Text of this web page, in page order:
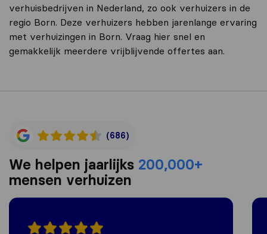
verhuisbedrijven in Nederland, zo ook verhuizers in de
regio Born. Deze verhuizers hebben jarenlange ervaring
met verhuizingen in Born. Vraag hier snel en
gemakkelijk meerdere vrijblijvende offertes aan.
(686)
We helpen jaarlijks 200,000+
mensen verhuizen